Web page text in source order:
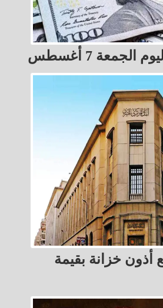
الجمعة 7 أغسطس
أذون خزانة بقيمة